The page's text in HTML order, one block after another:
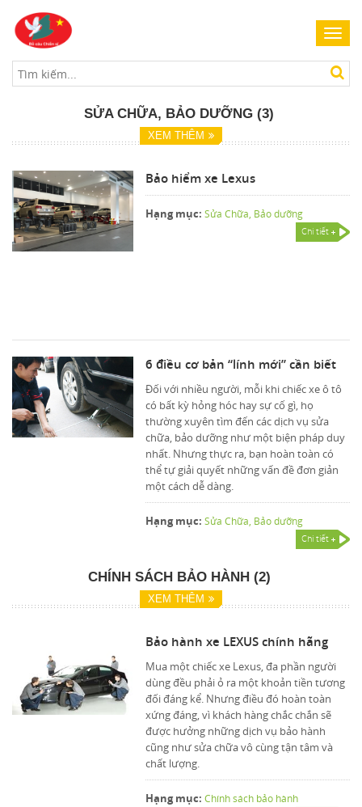
SỬA CHỮA, BẢO DƯỠNG (3)
XEM THÊM
Bảo hiểm xe Lexus
Hạng mục: Sửa Chữa, Bảo dưỡng
Chi tiết
6 điều cơ bản “lính mới” cần biết
Đối với nhiều người, mỗi khi chiếc xe ô tô
có bất kỳ hỏng hóc hay sự cố gì, họ
thường xuyên tìm đến các dịch vụ sửa
chữa, bảo dưỡng như một biện pháp duy
nhất. Nhưng thực ra, bạn hoàn toàn có
thể tự giải quyết những vấn đề đơn giản
một cách dễ dàng.
Hạng mục: Sửa Chữa, Bảo dưỡng
Chi tiết
CHÍNH SÁCH BẢO HÀNH (2)
XEM THÊM
Bảo hành xe LEXUS chính hãng
Mua một chiếc xe Lexus, đa phần người
dùng đều phải ỏ ra một khoản tiền tương
đối đáng kể. Nhưng điều đó hoàn toàn
xứng đáng, vì khách hàng chắc chắn sẽ
được hưởng những dịch vụ bảo hành
cũng như sửa chữa vô cùng tận tâm và
chất lượng.
Hạng mục: Chính sách bảo hành